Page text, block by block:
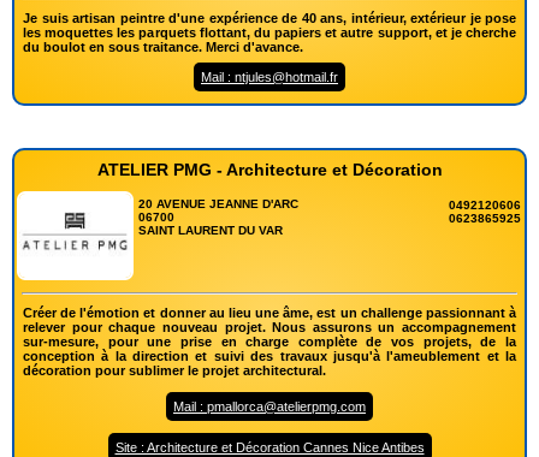
Je suis artisan peintre d'une expérience de 40 ans, intérieur, extérieur je pose
les moquettes les parquets flottant, du papiers et autre support, et je cherche
du boulot en sous traitance. Merci d'avance.
Mail : ntjules@hotmail.fr
ATELIER PMG - Architecture et Décoration
20 AVENUE JEANNE D'ARC
06700
SAINT LAURENT DU VAR
0492120606
0623865925
Créer de l'émotion et donner au lieu une âme, est un challenge passionnant à
relever pour chaque nouveau projet. Nous assurons un accompagnement
sur-mesure, pour une prise en charge complète de vos projets, de la
conception à la direction et suivi des travaux jusqu'à l'ameublement et la
décoration pour sublimer le projet architectural.
Mail : pmallorca@atelierpmg.com
Site : Architecture et Décoration Cannes Nice Antibes